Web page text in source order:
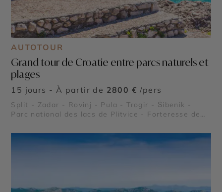
AUTOTOUR
Grand tour de Croatie entre parcs naturels et
plages
15 jours - À partir de 2800 € /pers
Split - Zadar - Rovinj - Pula - Trogir - Šibenik -
Parc national des lacs de Plitvice - Forteresse de
Forteresses de Dubrovnik - Grotte Bleue de Biševo
- Parc national de Mljet - Plage de Zlatni Rat -